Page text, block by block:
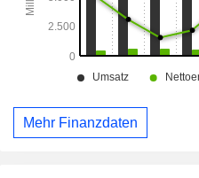
Mehr Finanzdaten